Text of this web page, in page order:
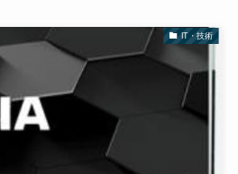
IT・技術